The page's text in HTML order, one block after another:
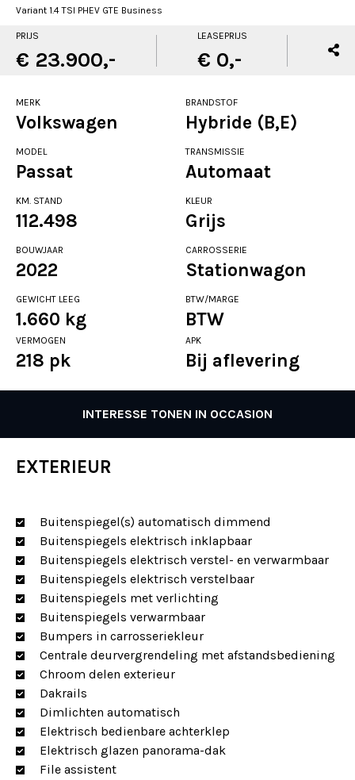
Variant 1.4 TSI PHEV GTE Business
PRIJS
€ 23.900,-
LEASEPRIJS
€ 0,-
MERK
Volkswagen
BRANDSTOF
Hybride (B,E)
MODEL
Passat
TRANSMISSIE
Automaat
KM. STAND
112.498
KLEUR
Grijs
BOUWJAAR
2022
CARROSSERIE
Stationwagon
GEWICHT LEEG
1.660 kg
BTW/MARGE
BTW
VERMOGEN
218 pk
APK
Bij aflevering
INTERESSE TONEN IN OCCASION
EXTERIEUR
Buitenspiegel(s) automatisch dimmend
Buitenspiegels elektrisch inklapbaar
Buitenspiegels elektrisch verstel- en verwarmbaar
Buitenspiegels elektrisch verstelbaar
Buitenspiegels met verlichting
Buitenspiegels verwarmbaar
Bumpers in carrosseriekleur
Centrale deurvergrendeling met afstandsbediening
Chroom delen exterieur
Dakrails
Dimlichten automatisch
Elektrisch bedienbare achterklep
Elektrisch glazen panorama-dak
File assistent